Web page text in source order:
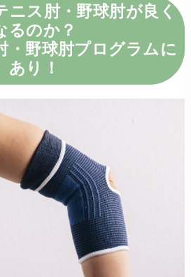
ニス肘・野球肘が良く
るのか？
・野球肘プログラムに
あり！